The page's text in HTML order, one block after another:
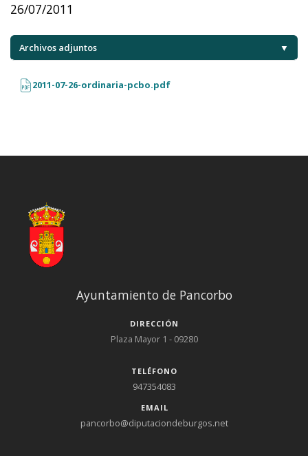
26/07/2011
Archivos adjuntos ▼
2011-07-26-ordinaria-pcbo.pdf
Ayuntamiento de Pancorbo
DIRECCIÓN
Plaza Mayor 1 - 09280
TELÉFONO
947354083
EMAIL
pancorbo@diputaciondeburgos.net